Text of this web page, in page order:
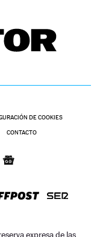
DE COOKIES
CONTACTO
expresa de las